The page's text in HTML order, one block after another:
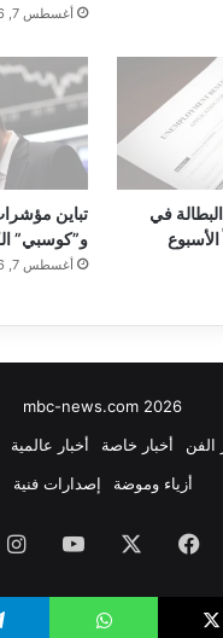
أغسطس 7, 2026
في
199 ألفاً الأسبوع
تباين
و”كوسبي”
أغسطس 7, 2026
mbc-news.com 2026
الفن أخبار خاصة أخبار عالمية
أزياء وموضة
إصدارات فنية
فيسبوك